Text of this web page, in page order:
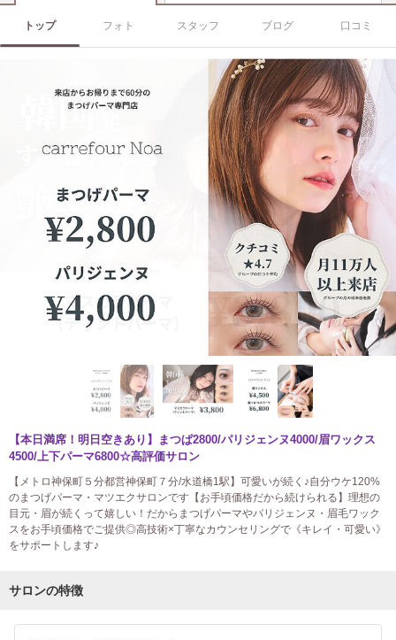
トップ フォト スタッフ ブログ 口コミ
【本日満席！明日空きあり】まつぱ2800/パリジェンヌ4000/眉ワックス
4500/上下パーマ6800☆高評価サロン
【メトロ神保町５分都営神保町７分/水道橋1駅】可愛いが続く♪自分ウケ120%
のまつげパーマ・マツエクサロンです【お手頃価格だから続けられる】理想の
目元・眉が続くって嬉しい！だからまつげパーマやパリジェンヌ・眉毛ワック
スをお手頃価格でご提供◎高技術×丁寧なカウンセリングで《キレイ・可愛い》
をサポートします♪
サロンの特徴